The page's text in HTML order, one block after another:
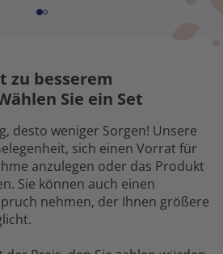
zu besserem
Sie ein Set
desto weniger Sorgen! Unsere
sich einen Vorrat für
anzulegen oder das Produkt
Sie können auch einen
nehmen, der Ihnen größere